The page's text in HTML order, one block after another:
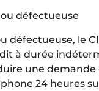
défectueuse
défectueuse, le
à durée
une demande
24 heures